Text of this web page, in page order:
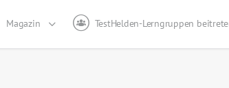
Magazin TestHelden-Lerngruppen